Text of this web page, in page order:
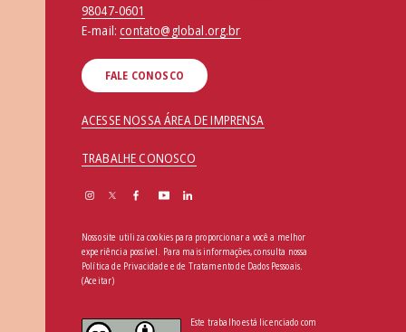
98047-0601
E-mail:contato@global.org.br
FALE CONOSCO
ACESSE NOSSA ÁREA DE IMPRENSA
TRABALHE CONOSCO
Nosso site utiliza cookies para proporcionar a você a melhor
experiência possível. Para mais informações, consulta nossa
Política de Privacidade e de Tratamento de Dados Pessoais
(Aceitar)
Este trabalho está licenciado com